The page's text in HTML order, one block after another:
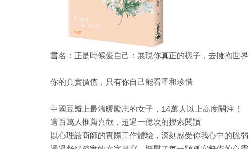
書名： 正是時候愛自己：展現你真正的樣子，去擁抱世
你的真實價值，只有你自己能看重和珍惜
中國豆瓣上最溫暖勵志的女子，14萬人以上高度關注！
逾百萬人推薦喜歡，超過一億次的搜索閱讀
以心理諮商師的實際工作體驗，深刻感受你我心中的脆